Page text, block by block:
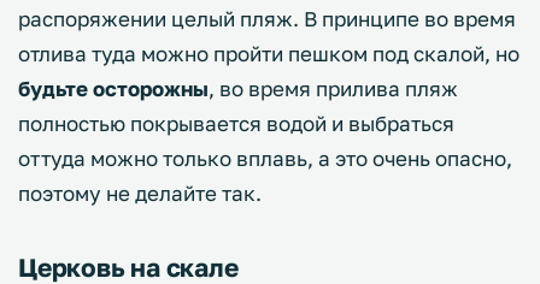
распоряжении целый пляж. В принципе во время
отлива туда можно пройти пешком под скалой, но
будьте осторожны, во время прилива пляж
полностью покрывается водой и выбраться
оттуда можно только вплавь, а это очень опасно,
поэтому не делайте так.
Церковь на скале